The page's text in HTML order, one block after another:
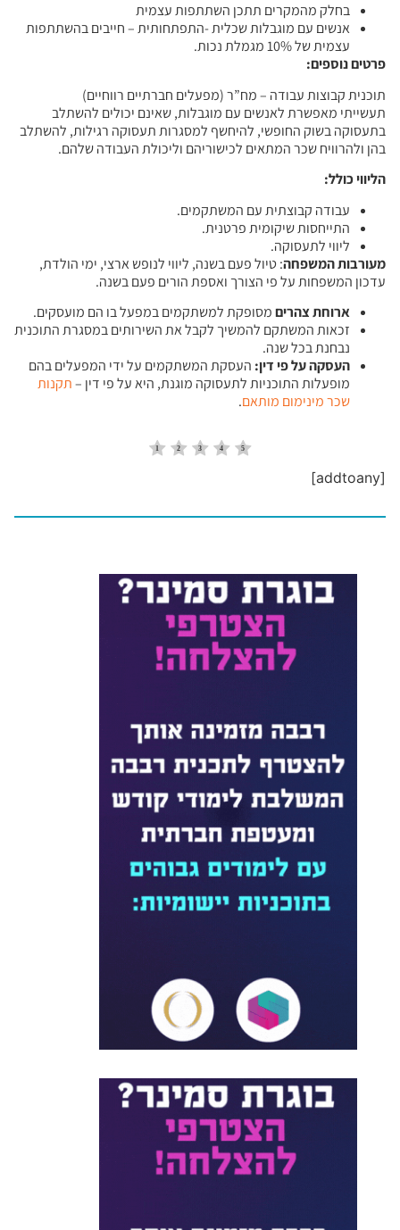
בחלק מהמקרים תתכן השתתפות עצמית
אנשים עם מוגבלות שכלית -התפתחותית – חייבים בהשתתפות
עצמית של 10% מגמלת נכות.
פרטים נוספים:
תוכנית קבוצות עבודה – מח”ר (מפעלים חברתיים רווחיים)
תעשייתי מאפשרת לאנשים עם מוגבלות, שאינם יכולים להשתלב
בתעסוקה בשוק החופשי, להיחשף למסגרות תעסוקה רגילות, להשתלב
בהן ולהרוויח שכר המתאים לכישוריהם וליכולת העבודה שלהם.
הליווי כולל:
עבודה קבוצתית עם המשתקמים.
התייחסות שיקומית פרטנית.
ליווי לתעסוקה.
מעורבות המשפחה: טיול פעם בשנה, ליווי לנופש ארצי, ימי הולדת,
עדכון המשפחות על פי הצורך ואספת הורים פעם בשנה.
ארוחת צהריםמסופקת למשתקמים במפעל בו הם מועסקים.
זכאות המשתקם להמשיך לקבל את השירותים במסגרת התוכנית
נבחנת בכל שנה.
העסקה על פי דין: העסקת המשתקמים על ידי המפעלים בהם
מופעלות התוכניות לתעסוקה מוגנת, היא על פי דין –תקנות
שכר מינימום מותאם.
[addtoany]